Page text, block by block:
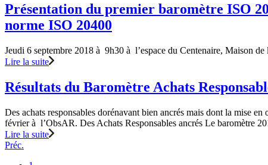
Présentation du premier baromètre ISO
norme ISO 20400
Jeudi 6 septembre 2018 à 9h30 à l’espace du Centenaire, Maison
Lire la suite
Résultats du Baromètre Achats
Des achats responsables dorénavant bien ancrés mais dont la mise
février à l’ObsAR. Des Achats Responsables ancrés Le baromètre
Lire la suite
Préc.